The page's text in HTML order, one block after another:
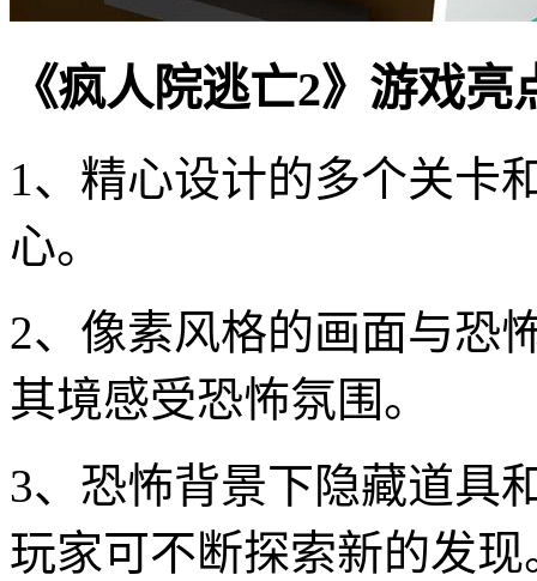
《疯人院逃亡2》游戏亮
1、精心设计的多个关卡
心。
2、像素风格的画面与恐
其境感受恐怖氛围。
3、恐怖背景下隐藏道具
玩家可不断探索新的发现